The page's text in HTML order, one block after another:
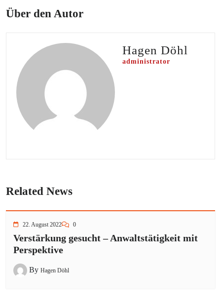
Über den Autor
Hagen Döhl
administrator
Related News
22. August 2022 0
Verstärkung gesucht – Anwaltstätigkeit mit
Perspektive
By Hagen Döhl